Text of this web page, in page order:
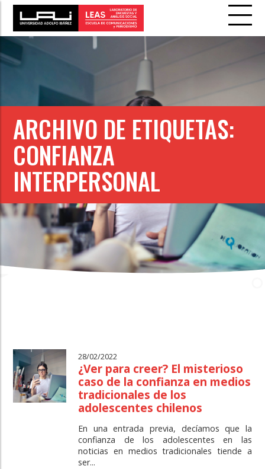
ARCHIVO DE ETIQUETAS:
CONFIANZA
INTERPERSONAL
28/02/2022
¿Ver para creer? El misterioso
caso de la confianza en medios
tradicionales de los
adolescentes chilenos
En una entrada previa, decíamos que la
confianza de los adolescentes en las
noticias en medios tradicionales tiende a
ser...